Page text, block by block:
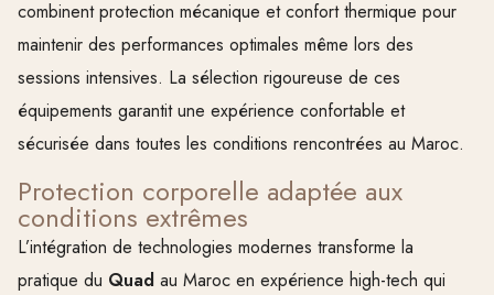
combinent protection mécanique et confort thermique pour
maintenir des performances optimales même lors des
sessions intensives. La sélection rigoureuse de ces
équipements garantit une expérience confortable et
sécurisée dans toutes les conditions rencontrées au Maroc.
Protection corporelle adaptée aux
conditions extrêmes
L’intégration de technologies modernes transforme la
pratique du Quad au Maroc en expérience high-tech qui